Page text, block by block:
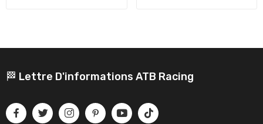
🏁 Lettre D'informations ATB Racing